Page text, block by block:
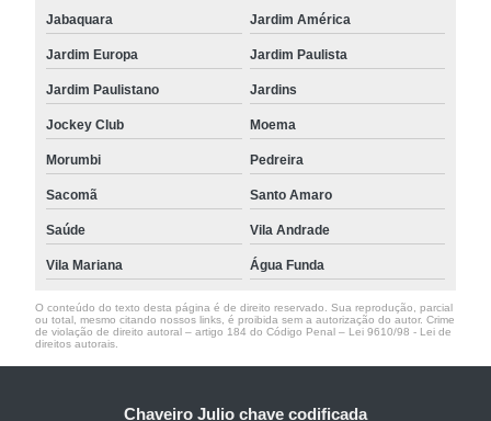
Jabaquara Jardim América
Jardim Europa Jardim Paulista
Jardim Paulistano Jardins
Jockey Club Moema
Morumbi Pedreira
Sacomã Santo Amaro
Saúde Vila Andrade
Vila Mariana Água Funda
O conteúdo do texto desta página é de direito reservado. Sua reprodução, parcial
ou total, mesmo citando nossos links, é proibida sem a autorização do autor. Crime
de violação de direito autoral – artigo 184 do Código Penal – Lei 9610/98 - Lei de
direitos autorais
Chaveiro Julio chave codificada